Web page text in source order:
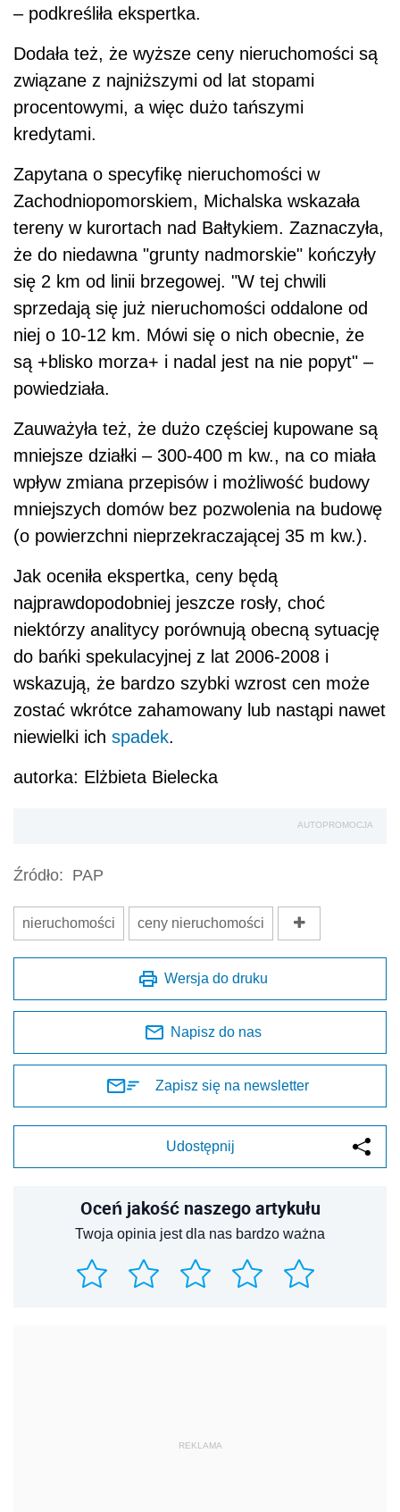
– podkreśliła ekspertka.
Dodała też, że wyższe ceny nieruchomości są
związane z najniższymi od lat stopami
procentowymi, a więc dużo tańszymi
kredytami.
Zapytana o specyfikę nieruchomości w
Zachodniopomorskiem, Michalska wskazała
tereny w kurortach nad Bałtykiem. Zaznaczyła,
że do niedawna "grunty nadmorskie" kończyły
się 2 km od linii brzegowej. "W tej chwili
sprzedają się już nieruchomości oddalone od
niej o 10-12 km. Mówi się o nich obecnie, że
są +blisko morza+ i nadal jest na nie popyt" –
powiedziała.
Zauważyła też, że dużo częściej kupowane są
mniejsze działki – 300-400 m kw., na co miała
wpływ zmiana przepisów i możliwość budowy
mniejszych domów bez pozwolenia na budowę
(o powierzchni nieprzekraczającej 35 m kw.).
Jak oceniła ekspertka, ceny będą
najprawdopodobniej jeszcze rosły, choć
niektórzy analitycy porównują obecną sytuację
do bańki spekulacyjnej z lat 2006-2008 i
wskazują, że bardzo szybki wzrost cen może
zostać wkrótce zahamowany lub nastąpi nawet
niewielki ich spadek.
autorka: Elżbieta Bielecka
AUTOPROMOCJA
Źródło: PAP
nieruchomości ceny nieruchomości
Wersja do druku
Napisz do nas
Zapisz się na newsletter
Udostępnij
Oceń jakość naszego artykułu
Twoja opinia jest dla nas bardzo ważna
REKLAMA